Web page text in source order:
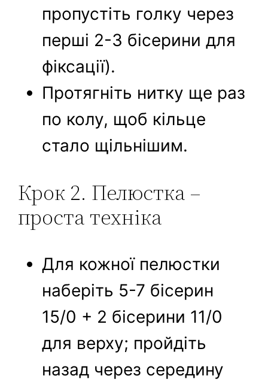
пропустіть голку через
перші 2-3 бісерини для
фіксації).
Протягніть нитку ще раз
по колу, щоб кільце
стало щільнішим.
Крок 2. Пелюстка –
проста техніка
Для кожної пелюстки
наберіть 5-7 бісерин
15/0 + 2 бісерини 11/0
для верху; пройдіть
назад через середину